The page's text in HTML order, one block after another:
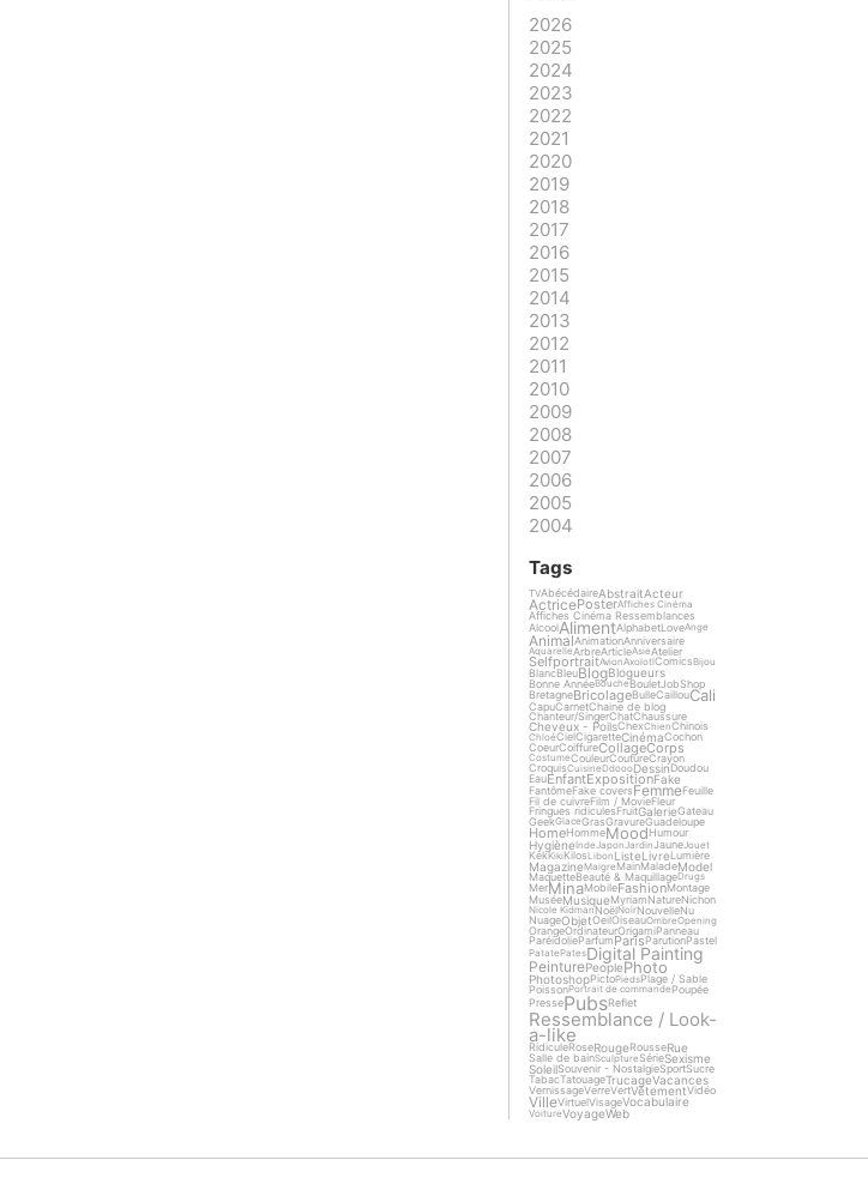
2026
2025
2024
2023
2022
2021
2020
2019
2018
2017
2016
2015
2014
2013
2012
2011
2010
2009
2008
2007
2006
2005
2004
Tags
TVAbécédaireAbstraitActeur
ActricePosterAffiches Cinéma
Affiches Cinéma Ressemblances
AlcoolAlimentAlphabetLoveAnge
AnimalAnimationAnniversaire
AquarelleArbreArticleAsieAtelier
SelfportraitAvionAxolotlComicsBijou
BlancBleuBlogBlogueurs
Bonne AnnéeBoucheBouletJobShop
BretagneBricolageBulleCaillouCali
CapuCarnetChaine de blog
Chanteur/SingerChatChaussure
Cheveux - PoilsChexChienChinois
ChloéCielCigaretteCinémaCochon
CoeurCoiffureCollageCorps
CostumeCouleurCoutureCrayon
CroquisCuisineDdoooDessinDoudou
EauEnfantExpositionFake
FantômeFake coversFemmeFeuille
Fil de cuivreFilm / MovieFleur
Fringues ridiculesFruitGalerieGateau
GeekGlaceGrasGravureGuadeloupe
HomeHommeMoodHumour
HygièneInde Japon JardinJaune Jouet
KekKikiKilosLibon ListeLivreLumière
MagazineMaigre MainMaladeModel
MaquetteBeauté & MaquillageDrugs
MerMinaMobileFashionMontage
MuséeMusiqueMyriamNatureNichon
Nicole KidmanNoëlNoirNouvelleNu
NuageObjetOeilOiseauOmbreOpening
OrangeOrdinateurOrigamiPanneau
ParéidolieParfumParisParutionPastel
PatatePatesDigital Painting
PeinturePeoplePhoto
PhotoshopPictoPiedsPlage / Sable
PoissonPortrait de commande Poupée
PressePubsReflet
Ressemblance / Look-
a-like
RidiculeRoseRougeRousseRue
Salle de bainSculptureSérieSexisme
SoleilSouvenir - NostalgieSportSucre
TabacTatouageTrucageVacances
VernissageVerreVertVêtementVidéo
VilleVirtuelVisageVocabulaire
VoitureVoyageWeb